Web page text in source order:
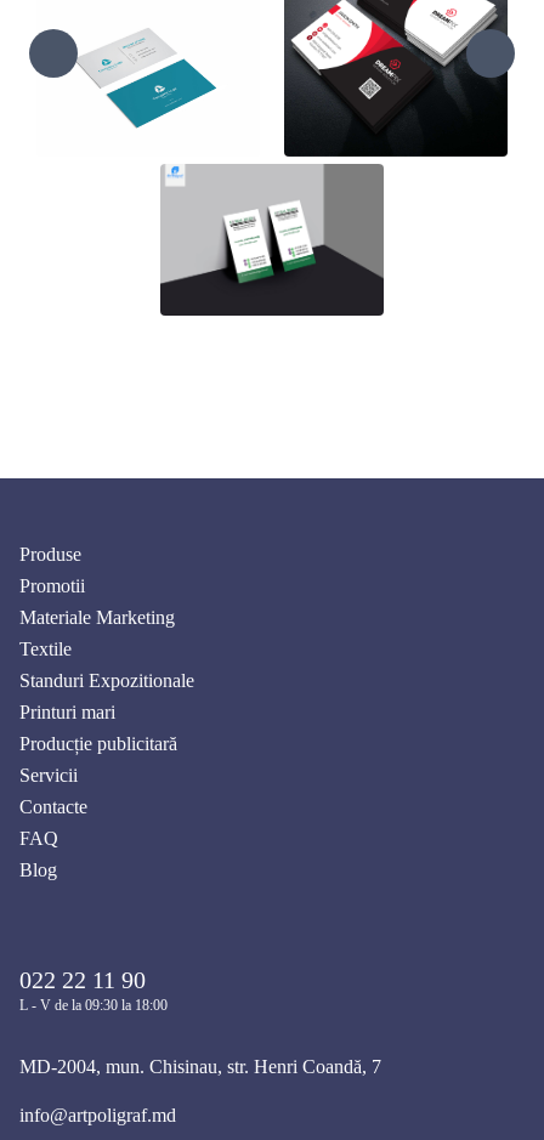
Produse
Promotii
Materiale Marketing
Textile
Standuri Expozitionale
Printuri mari
Producție publicitară
Servicii
Contacte
FAQ
Blog
022 22 11 90
L - V de la 09:30 la 18:00
MD-2004, mun. Chisinau, str. Henri Coandă, 7
info@artpoligraf.md